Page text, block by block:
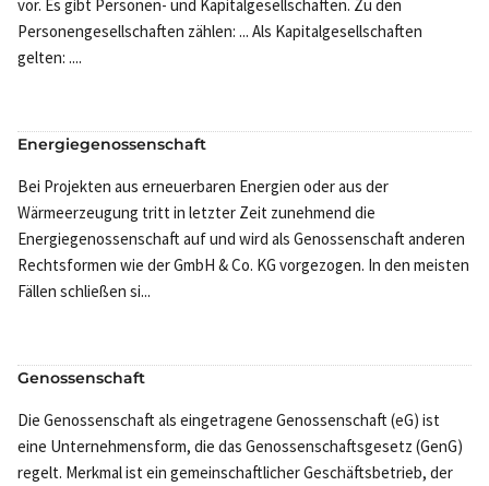
vor. Es gibt Personen- und Kapitalgesellschaften. Zu den
Personengesellschaften zählen: ... Als Kapitalgesellschaften
gelten: ....
Energiegenossenschaft
Bei Projekten aus erneuerbaren Energien oder aus der
Wärmeerzeugung tritt in letzter Zeit zunehmend die
Energiegenossenschaft auf und wird als Genossenschaft anderen
Rechtsformen wie der GmbH & Co. KG vorgezogen. In den meisten
Fällen schließen si...
Genossenschaft
Die Genossenschaft als eingetragene Genossenschaft (eG) ist
eine Unternehmensform, die das Genossenschaftsgesetz (GenG)
regelt. Merkmal ist ein gemeinschaftlicher Geschäftsbetrieb, der